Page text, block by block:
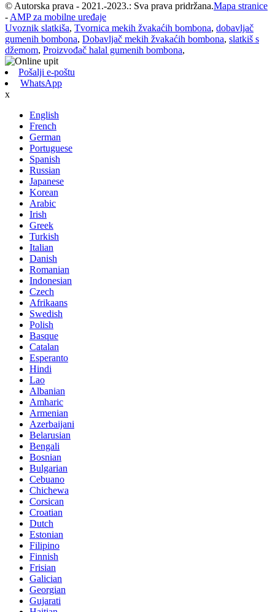
© Autorska prava - 2021.-2023.: Sva prava pridržana.Mapa stranice
- AMP za mobilne uređaje
Uvoznik slatkiša, Tvornica mekih žvakaćih bombona, dobavljač
gumenih bombona, Dobavljač mekih žvakaćih bombona, slatkiš s
džemom, Proizvođač halal gumenih bombona,
Pošalji e-poštu
WhatsApp
x
English
French
German
Portuguese
Spanish
Russian
Japanese
Korean
Arabic
Irish
Greek
Turkish
Italian
Danish
Romanian
Indonesian
Czech
Afrikaans
Swedish
Polish
Basque
Catalan
Esperanto
Hindi
Lao
Albanian
Amharic
Armenian
Azerbaijani
Belarusian
Bengali
Bosnian
Bulgarian
Cebuano
Chichewa
Corsican
Croatian
Dutch
Estonian
Filipino
Finnish
Frisian
Galician
Georgian
Gujarati